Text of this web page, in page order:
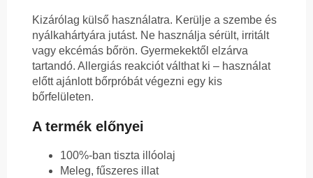
Kizárólag külső használatra. Kerülje a szembe és
nyálkahártyára jutást. Ne használja sérült, irritált
vagy ekcémás bőrön. Gyermekektől elzárva
tartandó. Allergiás reakciót válthat ki – használat
előtt ajánlott bőrpróbát végezni egy kis
bőrfelületen.
A termék előnyei
100%-ban tiszta illóolaj
Meleg, fűszeres illat